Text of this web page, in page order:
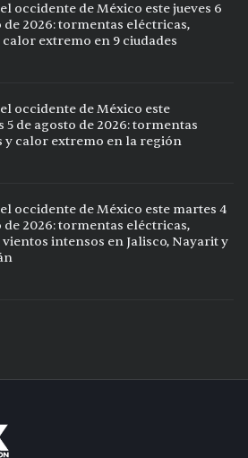
occidente de México este jueves 6
de 2026: tormentas eléctricas,
extremo en 9 ciudades
occidente de México este
5 de agosto de 2026: tormentas
y calor extremo en la región
occidente de México este martes 4
de 2026: tormentas eléctricas,
intensos en Jalisco, Nayarit y